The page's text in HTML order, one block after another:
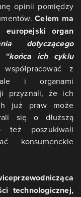
opinii pomiędzy
Celem ma
europejski organ
dotyczącego
ich cyklu
z
ale i organami
przyznali, że ich
już praw może
się o dłuższą
też poszukiwali
konsumenckie
technologicznej,